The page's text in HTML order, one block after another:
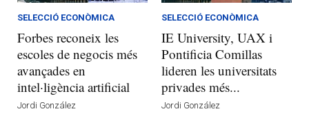
SELECCIÓ ECONÒMICA
Forbes reconeix les
escoles de negocis més
avançades en
intel·ligència artificial
Jordi González
SELECCIÓ ECONÒMICA
IE University, UAX i
Pontificia Comillas
lideren les universitats
privades més...
Jordi González